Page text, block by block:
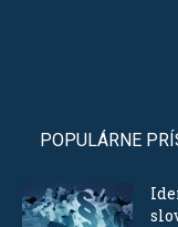
POPULÁRNE